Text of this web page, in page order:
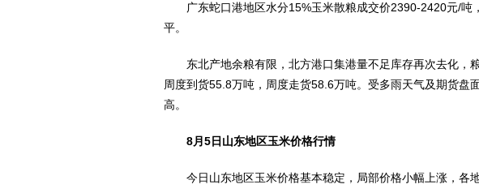
广东蛇口港地区水分15%玉米散粮成交价2390-2420元/吨
平。
东北产地余粮有限，北方港口集港量不足库存再次去化，
周度到货55.8万吨，周度走货58.6万吨。受多雨天气及期货盘
高。
8月5日山东地区玉米价格行情
今日山东地区玉米价格基本稳定，局部价格小幅上涨，各地